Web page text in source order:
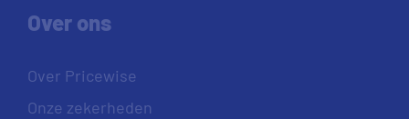
Over ons
Over Pricewise
Onze zekerheden